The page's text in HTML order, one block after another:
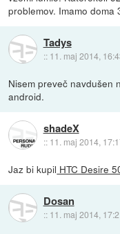
problemov. Imamo doma
Tadys
:: 11. maj 2014,
Nisem preveč navdušen
android.
shadeX
:: 11. maj 2014,
Jaz bi kupil HTC Desire
Dosan
:: 11. maj 2014,